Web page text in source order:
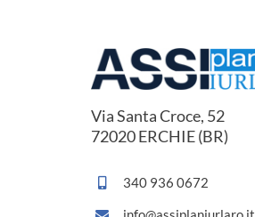
Via Santa Croce, 52
72020 ERCHIE (BR)
340 936 0672